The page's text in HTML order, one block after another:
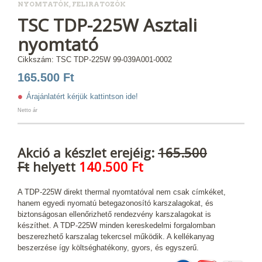
NYOMTATÓK, FELIRATOZÓK
TSC TDP-225W Asztali
nyomtató
Cikkszám: TSC TDP-225W 99-039A001-0002
165.500 Ft
• Árajánlatért kérjük kattintson ide!
Netto ár
Akció a készlet erejéig: 165.500
Ft helyett 140.500 Ft
A TDP-225W direkt thermal nyomtatóval nem csak címkéket,
hanem egyedi nyomatú betegazonosító karszalagokat, és
biztonságosan ellenőrizhető rendezvény karszalagokat is
készíthet. A TDP-225W minden kereskedelmi forgalomban
beszerezhető karszalag tekercsel működik. A kellékanyag
beszerzése így költséghatékony, gyors, és egyszerű.